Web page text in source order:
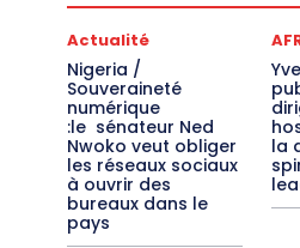
Actualité
Nigeria /
Souveraineté
numérique
:le sénateur Ned
Nwoko veut obliger
les réseaux sociaux
à ouvrir des
bureaux dans le
pays
la